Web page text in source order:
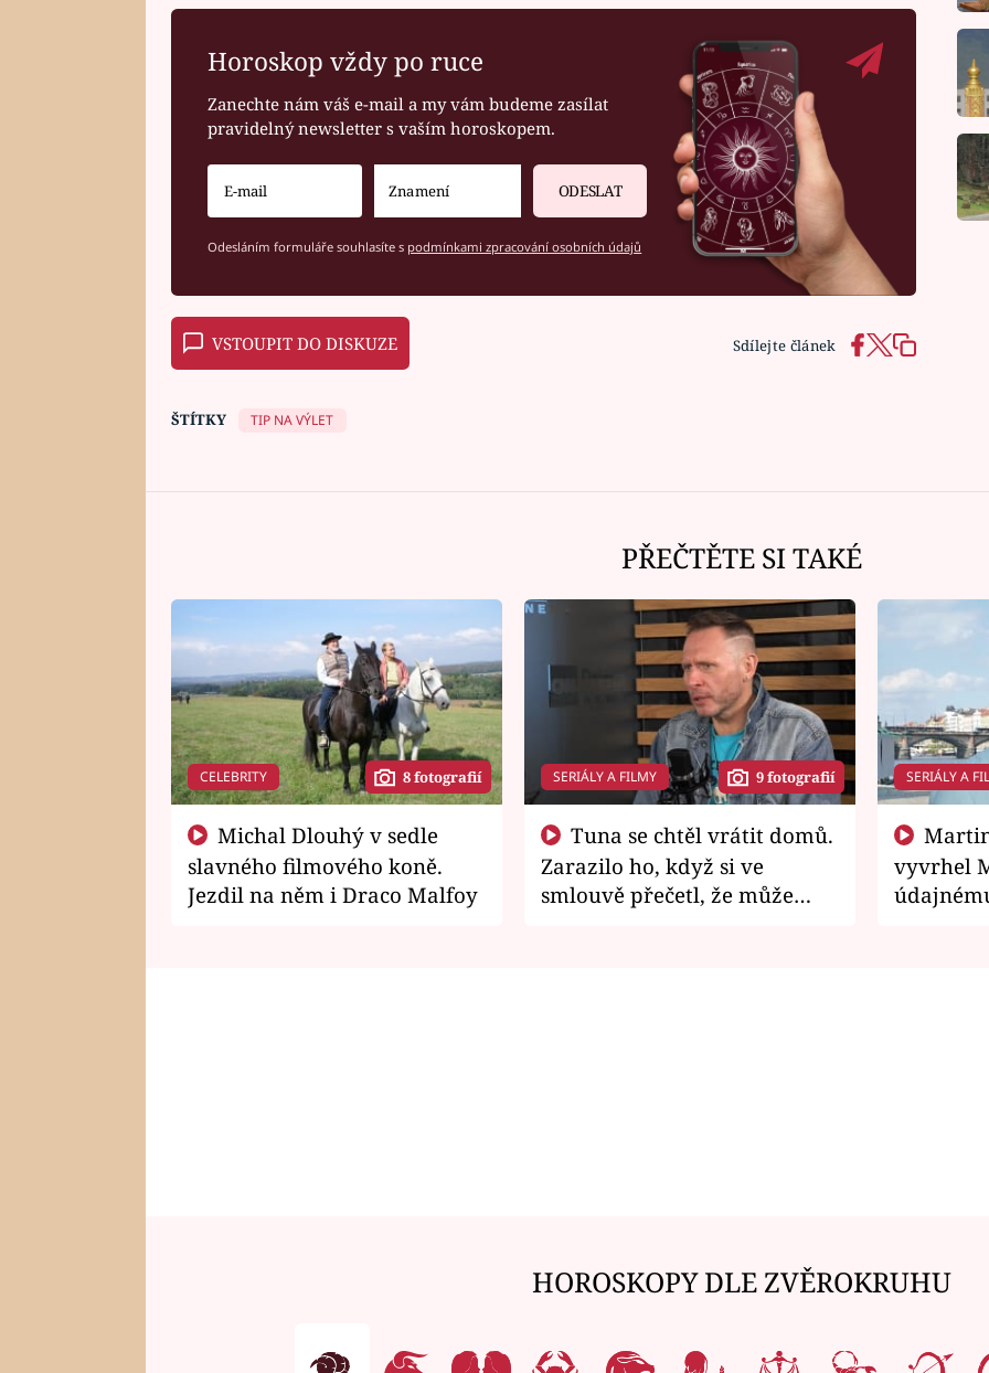
Horoskop vždy po ruce
Zanechte nám váš e-mail a my vám budeme zasílat
pravidelný newsletter s vaším horoskopem.
ODESLAT
Odesláním formuláře souhlasíte s podmínkami zpracování osobních údajů
VSTOUPIT DO DISKUZE Sdílejte článek
ŠTÍTKY TIP NA VÝLET
PŘEČTĚTE SI TAKÉ
CELEBRITY 8 fotografií
slavného filmového koně.
Jezdil na něm i Draco Malfoy
SERIÁLY A FILMY 9 fotografií
Zarazilo ho, když si ve
smlouvě přečetl, že může
SERIÁLY A
vyvrhel
HOROSKOPY DLE ZVĚROKRUHU